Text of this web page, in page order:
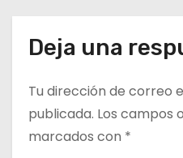
r
a
d
Deja una
Tu dirección de correo
publicada. Los campos
marcados con *